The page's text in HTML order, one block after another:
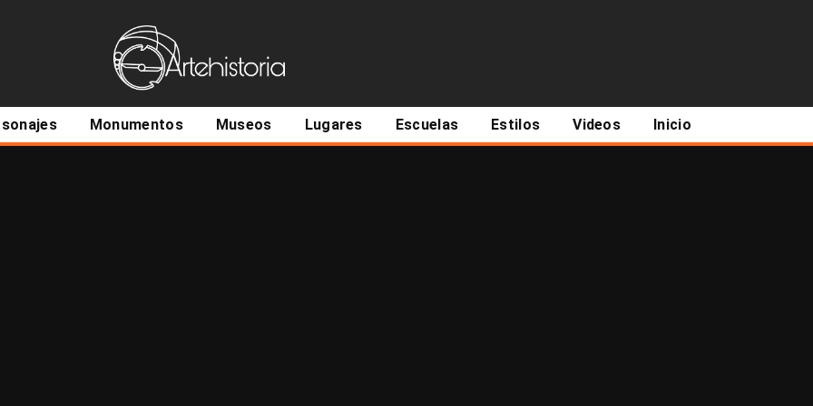
Monumentos Museos Lugares Escuelas Estilos Videos Inicio